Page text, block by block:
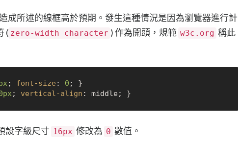
成所述的線框高於預期。發生這種情況是因為瀏覽器進行計
( zero-width character ) 作為開頭，規範 w3c.org 稱此
; font-size : 0
; vertical-align
設字級尺寸 16px 修改為 0 數值。